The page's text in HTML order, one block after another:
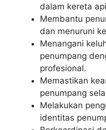
dalam kereta
Membantu
dan menuruni
Menangani
penumpang
profesional.
Memastikan
penumpang
Melakukan
identitas